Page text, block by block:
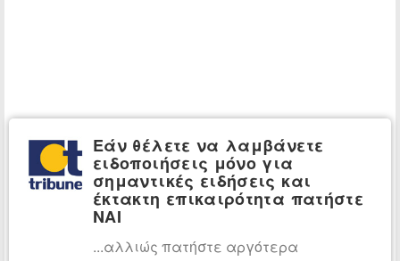
Εάν θέλετε να λαμβάνετε
ειδοποιήσεις μόνο για
σημαντικές ειδήσεις και
έκτακτη επικαιρότητα πατήστε
ΝΑΙ
...αλλιώς πατήστε αργότερα